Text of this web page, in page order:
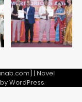
| Novel
WordPress.